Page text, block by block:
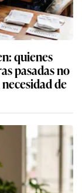
quienes
pasadas no
de